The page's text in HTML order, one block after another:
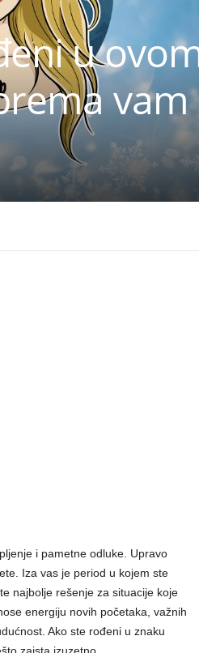
u
vam
i pametne odluke. Upravo
Iza vas je period u kojem ste
najbolje rešenje za situacije koje
energiju novih početaka, važnih
Ako ste rođeni u znaku